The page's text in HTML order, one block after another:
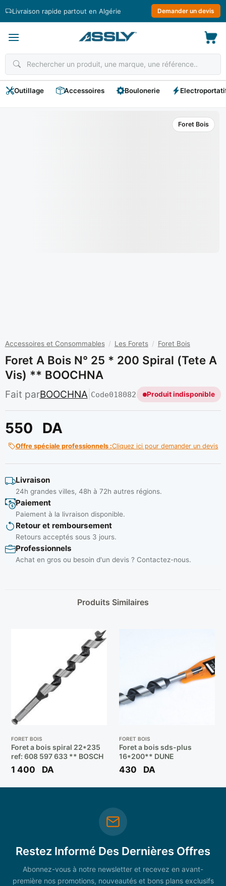
Livraison rapide partout en Algérie Demander un devis
Outillage Accessoires Boulonerie
Foret Bois
Accessoires et Consommables / Les Forets / Foret Bois
Foret A Bois N° 25 * 200 Spiral (tete A
Vis) ** BOOCHNA
Fait parBOOCHNA Code018082 Produit indisponible
550 DA
Offre spéciale professionnels :Cliquez ici pour demander un devis
Livraison
24h grandes villes, 48h à 72h autres régions.
Paiement
Paiement à la livraison disponible.
Retour et remboursement
Retours acceptés sous 3 jours.
Professionnels
Achat en gros ou besoin d'un devis ? Contactez-nous.
Produits Similaires
FORET BOIS
Foret a bois spiral 22*235
ref: 608 597 633 ** BOSCH
1 400 DA
FORET BOIS
Foret a bois sds-plus
16*200** DUNE
430 DA
Restez Informé Des Dernières Offres
Abonnez-vous à notre newsletter et recevez en avant-
première nos promotions, nouveautés et bons plans exclusifs